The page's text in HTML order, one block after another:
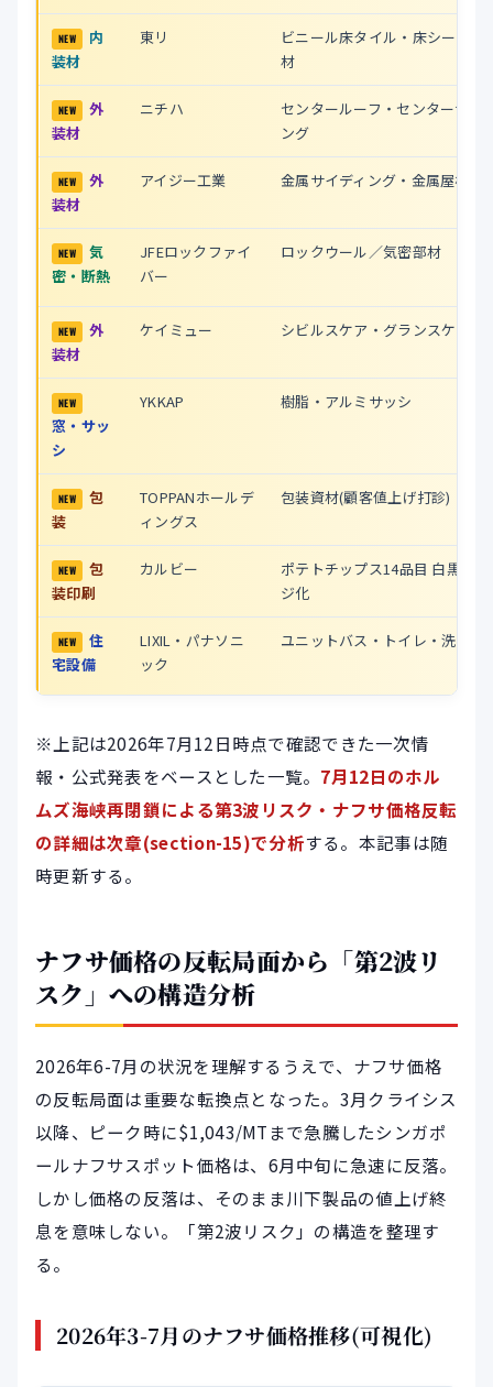
内
装材
東リ
ビニール床タイル・床シート・
材
外
装材
ニチハ
センタールーフ・センターサイ
ング
外
装材
アイジー工業 金属サイディング・金属屋根 全
気
密・断熱
JFEロックファイ
バー
ロックウール／気密部材
外
装材
ケイミュー シビルスケア・グランスケア他
窓・サッ
シ
YKKAP 樹脂・アルミサッシ
包
装
TOPPANホールデ
ィングス
包装資材(顧客値上げ打診)
包
装印刷
カルビー
ポテトチップス14品目 白黒パ
ジ化
住
宅設備
LIXIL・パナソニ
ック
ユニットバス・トイレ・洗面
※上記は2026年7月12日時点で確認できた一次情
報・公式発表をベースとした一覧。 7月12日のホル
ムズ海峡再閉鎖による第3波リスク・ナフサ価格反転
の詳細は次章(section-15)で分析する。本記事は随
時更新する。
ナフサ価格の反転局面から「第2波リ
スク」への構造分析
2026年6-7月の状況を理解するうえで、ナフサ価格
の反転局面は重要な転換点となった。3月クライシス
以降、ピーク時に$1,043/MTまで急騰したシンガポ
ールナフサスポット価格は、6月中旬に急速に反落。
しかし価格の反落は、そのまま川下製品の値上げ終
息を意味しない。「第2波リスク」の構造を整理す
る。
2026年3-7月のナフサ価格推移(可視化)